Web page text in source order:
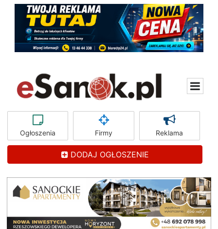
Ogłoszenia Firmy Reklama
DODAJ OGŁOSZENIE